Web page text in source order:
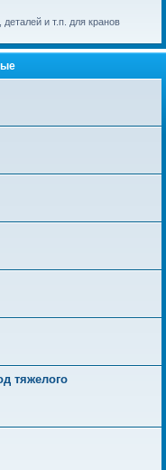
и т.п. для кранов
тяжелого